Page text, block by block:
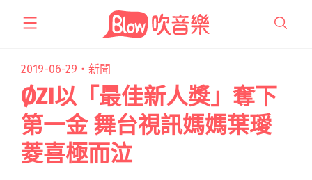
2019-06-29・ 新聞
ØZI以「最佳新人獎」奪下
第一金 舞台視訊媽媽葉璦
菱喜極而泣